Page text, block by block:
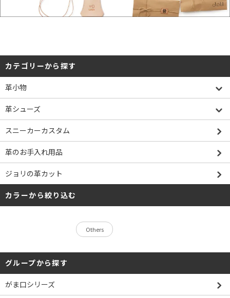
カテゴリーから探す
革小物
革シューズ
スニーカーカスタム
革のお手入れ用品
ジョリの革カット
カラーから絞り込む
Others
グループから探す
がま口シリーズ